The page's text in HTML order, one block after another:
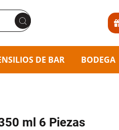
DE BAR BODEGA
ml 6 Piezas